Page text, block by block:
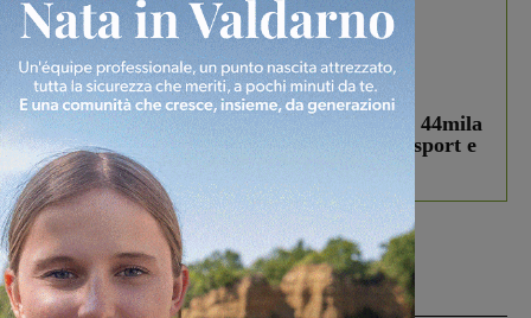
In vetrina 3 Agosto 2026
Estra Notizie agosto: Smart Cities, oltre 44mila
studenti coinvolti, torna il bando per lo sport e
debutta il podcast Estrair
Più lette